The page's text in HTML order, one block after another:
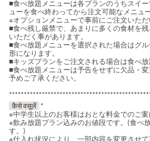
■食べ放題メニューは各プランのうちスイ
ューを食べ終わってから注文可能なメニュ
※オプションメニューで事前にご注文いただ
■食べ残し厳禁で、あまりに多くの食材を
いただく事があります。
■食べ放題メニューを選択された場合はグ
形になります。
■キッズプランをご注文される場合は食べ
■食べ放題メニューは予告をせずに欠品・
予めご了承ください。
कैसे वसूलें *
※中学生以上のお客様はおとな料金でのご案
※飲み放題プラン込みのお値段です。(食べ
す。)
※仕入れ状況により、一部内容を変更させて